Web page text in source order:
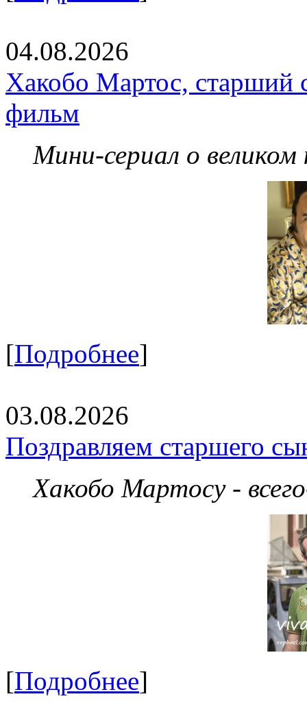
04.08.2026
Хакобо Мартос, старший
фильм
Мини-сериал о великом
[Подробнее]
03.08.2026
Поздравляем старшего
Хакобо Мартосу -
[Подробнее]